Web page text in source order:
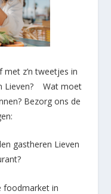
z’n tweetjes in
Lieven? Wat moet
Bezorg ons de
gastheren Lieven
foodmarket in